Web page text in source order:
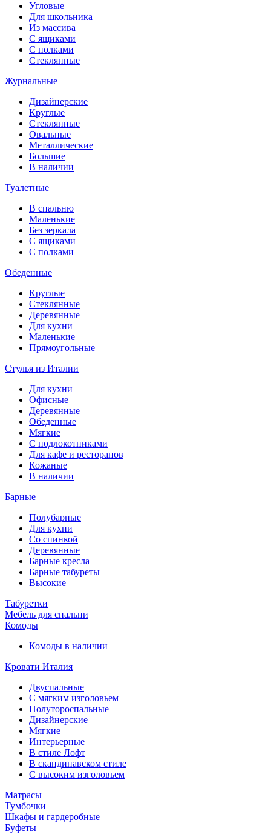
Угловые
Для школьника
Из массива
С ящиками
С полками
Стеклянные
Журнальные
Дизайнерские
Круглые
Стеклянные
Овальные
Металлические
Большие
В наличии
Туалетные
В спальню
Маленькие
Без зеркала
С ящиками
С полками
Обеденные
Круглые
Стеклянные
Деревянные
Для кухни
Маленькие
Прямоугольные
Стулья из Италии
Для кухни
Офисные
Деревянные
Обеденные
Мягкие
С подлокотниками
Для кафе и ресторанов
Кожаные
В наличии
Барные
Полубарные
Для кухни
Со спинкой
Деревянные
Барные кресла
Барные табуреты
Высокие
Табуретки
Мебель для спальни
Комоды
Комоды в наличии
Кровати Италия
Двуспальные
С мягким изголовьем
Полутороспальные
Дизайнерские
Мягкие
Интерьерные
В стиле Лофт
В скандинавском стиле
С высоким изголовьем
Матрасы
Тумбочки
Шкафы и гардеробные
Буфеты